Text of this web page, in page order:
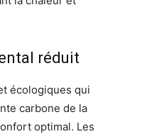
réduit
écologiques qui
carbone de la
optimal. Les